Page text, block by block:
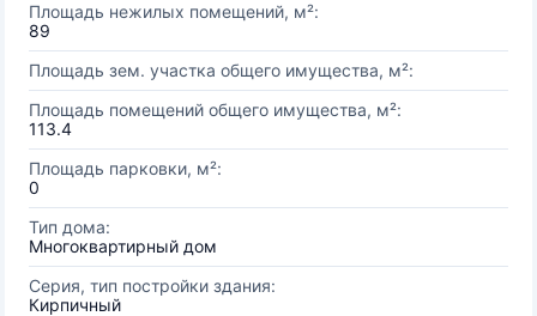
Площадь нежилых помещений, м²:
89
Площадь зем. участка общего имущества, м²:
Площадь помещений общего имущества, м²:
113.4
Площадь парковки, м²:
0
Тип дома:
Многоквартирный дом
Серия, тип постройки здания:
Кирпичный